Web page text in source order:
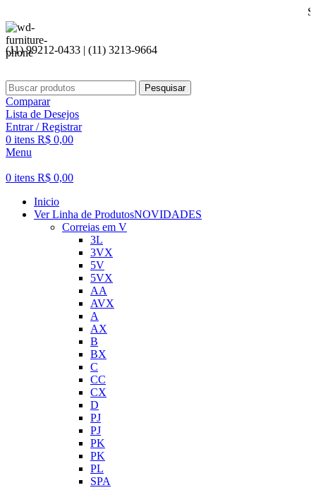
Seja bem
(11) 99212-0433 | (11) 3213-9664
Pesquisar
Comparar
Lista de Desejos
Entrar / Registrar
0 itens R$ 0,00
Menu
0 itens R$ 0,00
Inicio
Ver Linha de ProdutosNOVIDADES
Correias em V
3L
3VX
5V
5VX
AA
AVX
A
AX
B
BX
C
CC
CX
D
PJ
PJ
PK
PK
PL
SPA